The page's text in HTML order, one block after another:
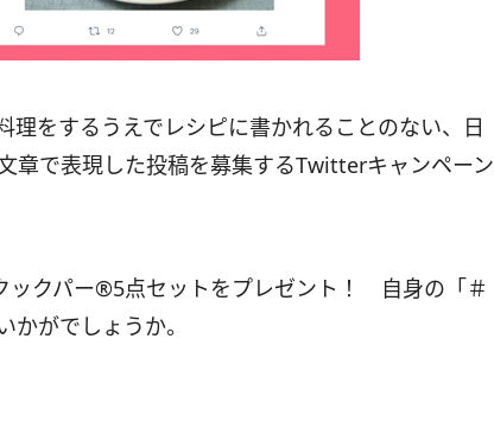
理をするうえでレシピに書かれることのない、日
章で表現した投稿を募集するTwitterキャンペーン
ックパー®5点セットをプレゼント！ 自身の「＃
がでしょうか。